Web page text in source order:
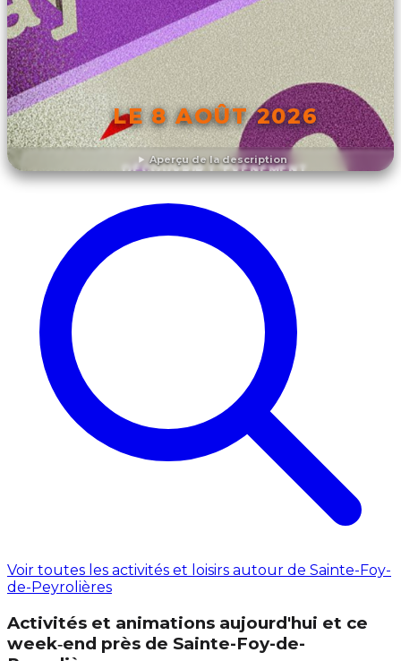
Aperçu de la description
LE 8 AOÛT 2026
DÉCOUVRIR L'ÉVÉNEMENT
Voir toutes les activités et loisirs autour de Sainte-Foy-
de-Peyrolières
Activités et animations aujourd'hui et ce
week‑end près de Sainte-Foy-de-